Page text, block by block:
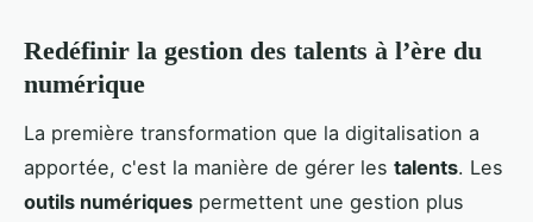
Redéfinir la gestion des talents à l’ère du
numérique
La première transformation que la digitalisation a
apportée, c'est la manière de gérer les talents. Les
outils numériques permettent une gestion plus